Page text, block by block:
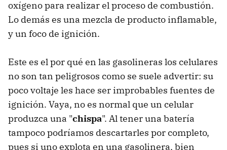
oxígeno para realizar el proceso de combustión.
Lo demás es una mezcla de producto inflamable,
y un foco de ignición.
Este es el por qué en las gasolineras los celulares
no son tan peligrosos como se suele advertir: su
poco voltaje les hace ser improbables fuentes de
ignición. Vaya, no es normal que un celular
produzca una "chispa". Al tener una batería
tampoco podríamos descartarles por completo,
pues si uno explota en una gasolinera, bien